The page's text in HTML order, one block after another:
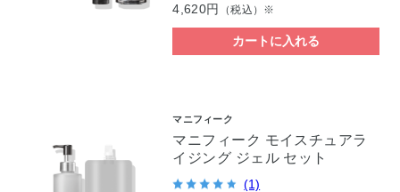
4,620円 （税込）※
カートに入れる
マニフィーク
マニフィーク モイスチュアラ
イジング ジェル セット
(1)